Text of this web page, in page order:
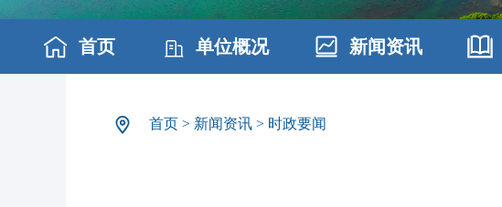
首页 单位概况 新闻资讯
首页 > 新闻资讯 > 时政要闻